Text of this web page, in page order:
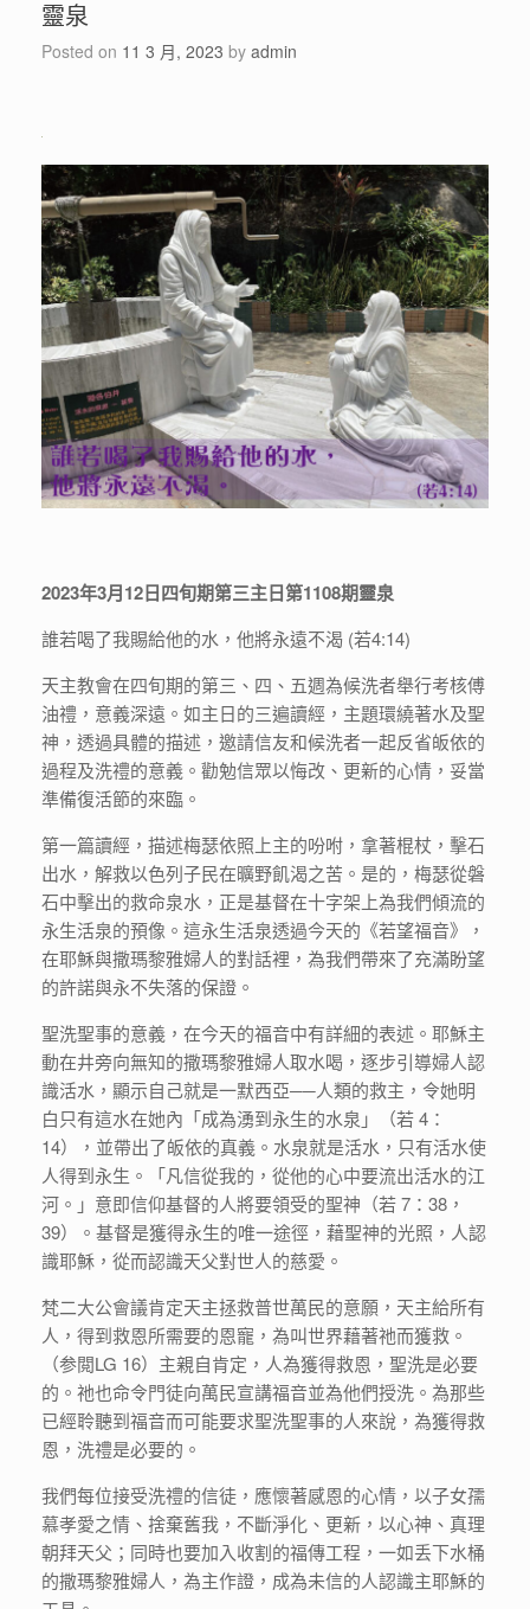
靈泉
Posted on 11 3 月, 2023 by admin
2023年3月12日四旬期第三主日第1108期靈泉
誰若喝了我賜給他的水，他將永遠不渴 (若4:14)
天主教會在四旬期的第三、四、五週為候洗者舉行考核傅
油禮，意義深遠。如主日的三遍讀經，主題環繞著水及聖
神，透過具體的描述，邀請信友和候洗者一起反省皈依的
過程及洗禮的意義。勸勉信眾以悔改、更新的心情，妥當
準備復活節的來臨。
第一篇讀經，描述梅瑟依照上主的吩咐，拿著棍杖，擊石
出水，解救以色列子民在曠野飢渴之苦。是的，梅瑟從磐
石中擊出的救命泉水，正是基督在十字架上為我們傾流的
永生活泉的預像。這永生活泉透過今天的《若望福音》，
在耶穌與撒瑪黎雅婦人的對話裡，為我們帶來了充滿盼望
的許諾與永不失落的保證。
聖洗聖事的意義，在今天的福音中有詳細的表述。耶穌主
動在井旁向無知的撒瑪黎雅婦人取水喝，逐步引導婦人認
識活水，顯示自己就是一默西亞──人類的救主，令她明
白只有這水在她內「成為湧到永生的水泉」（若 4：
14），並帶出了皈依的真義。水泉就是活水，只有活水使
人得到永生。「凡信從我的，從他的心中要流出活水的江
河。」意即信仰基督的人將要領受的聖神（若 7：38，
39）。基督是獲得永生的唯一途徑，藉聖神的光照，人認
識耶穌，從而認識天父對世人的慈愛。
梵二大公會議肯定天主拯救普世萬民的意願，天主給所有
人，得到救恩所需要的恩寵，為叫世界藉著祂而獲救。
（参閲LG 16）主親自肯定，人為獲得救恩，聖洗是必要
的。祂也命令門徒向萬民宣講福音並為他們授洗。為那些
已經聆聽到福音而可能要求聖洗聖事的人來說，為獲得救
恩，洗禮是必要的。
我們每位接受洗禮的信徒，應懷著感恩的心情，以子女孺
慕孝愛之情、捨棄舊我，不斷淨化、更新，以心神、真理
朝拜天父；同時也要加入收割的福傳工程，一如丢下水桶
的撒瑪黎雅婦人，為主作證，成為未信的人認識主耶穌的